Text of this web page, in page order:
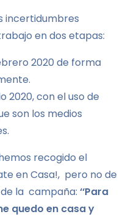
incertidumbres
en dos etapas:
2020 de forma
2020, con el uso de
son los medios
recogido el
en Casa!, pero no de
la campaña: ‘‘Para
quedo en casa y